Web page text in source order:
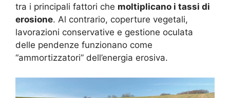
tra i principali fattori che moltiplicano i tassi di
erosione. Al contrario, coperture vegetali,
lavorazioni conservative e gestione oculata
delle pendenze funzionano come
“ammortizzatori” dell’energia erosiva.